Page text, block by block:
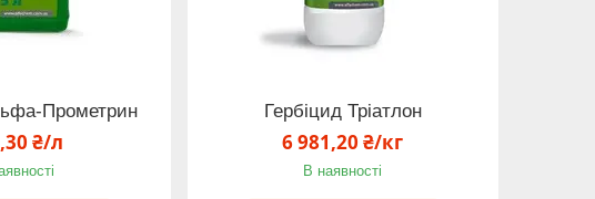
Прометрин
₴/л
Гербіцид Тріатлон
6 981,20 ₴/кг
В наявності